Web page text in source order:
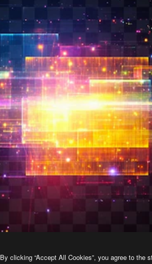
By clicking “Accept All Cookies”, you agree to